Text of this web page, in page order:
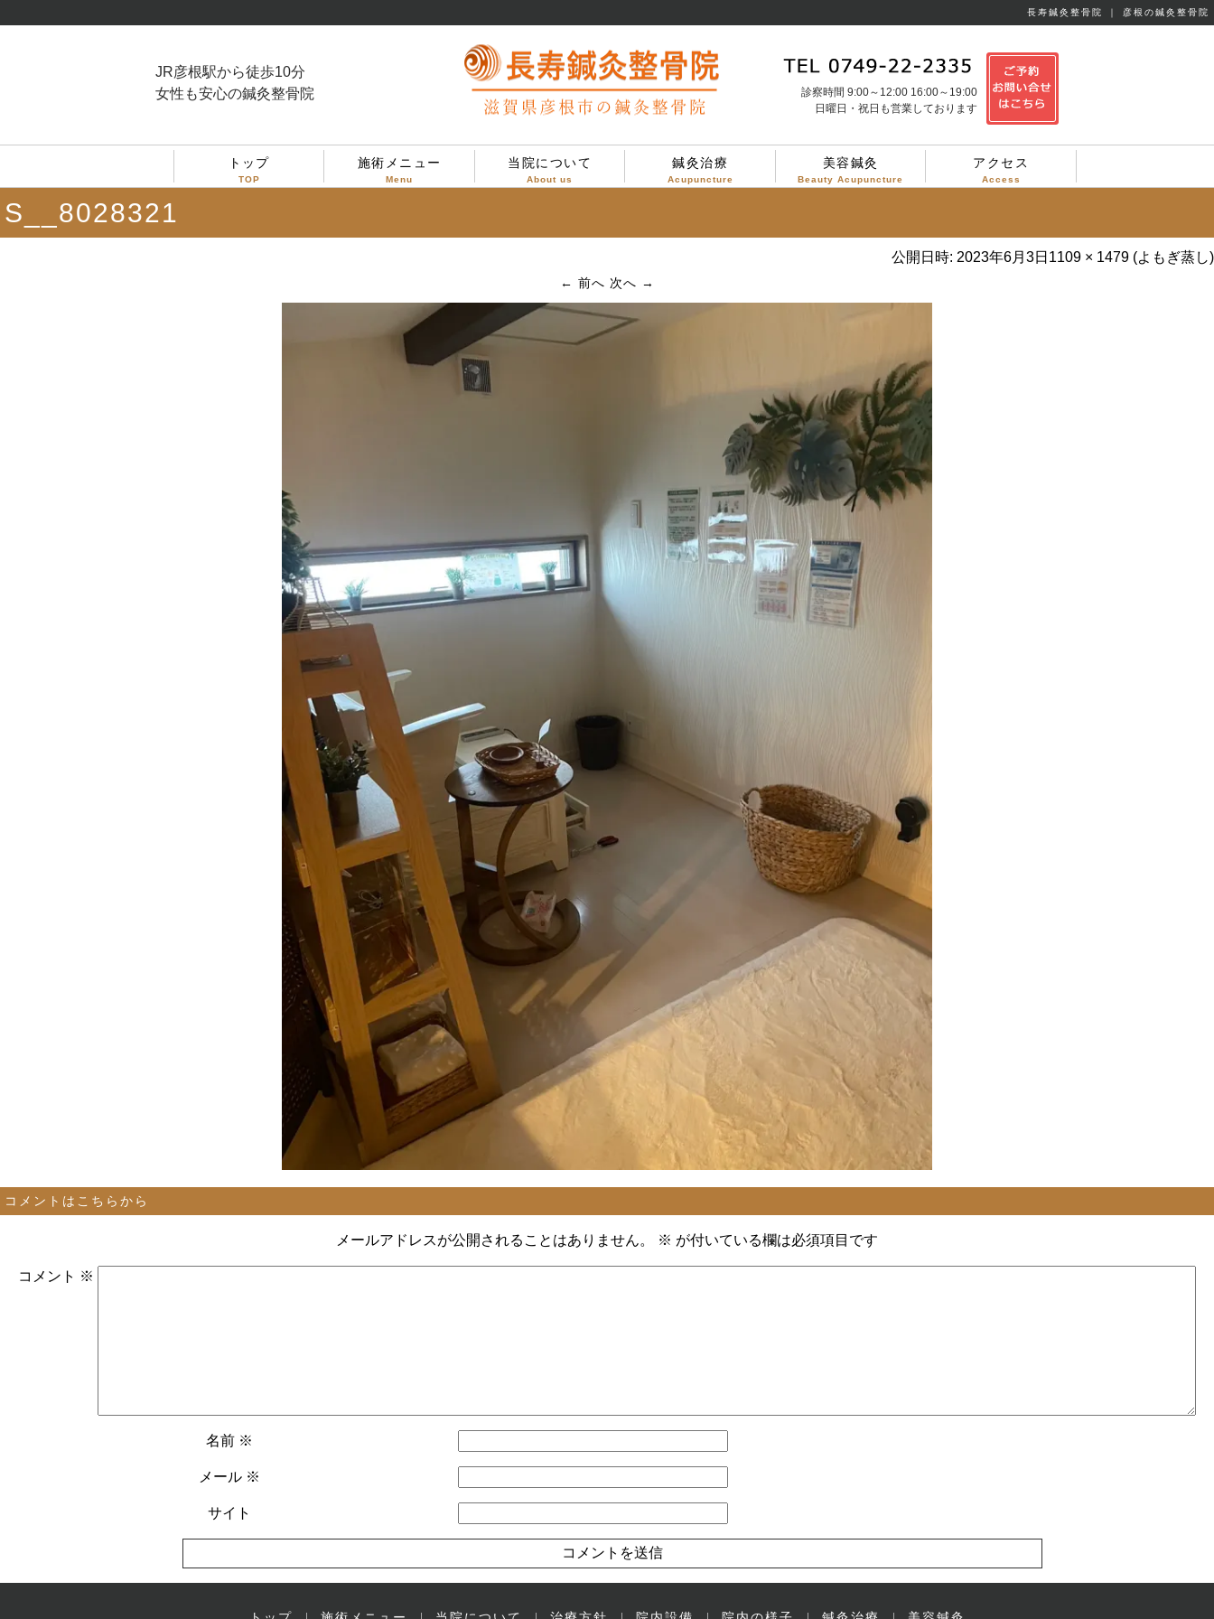
長寿鍼灸整骨院 ｜ 彦根の鍼灸整骨院
JR彦根駅から徒歩10分
女性も安心の鍼灸整骨院
診察時間 9:00～12:00 16:00～19:00
日曜日・祝日も営業しております
トップ
TOP
施術メニュー
Menu
当院について
About us
鍼灸治療
Acupuncture
美容鍼灸
Beauty Acupuncture
アクセス
Access
S__8028321
公開日時: 2023年6月3日 1109 × 1479 (よもぎ蒸し)
← 前へ 次へ →
コメントはこちらから
メールアドレスが公開されることはありません。 ※ が付いている欄は必須項目です
コメント ※
名前 ※
メール ※
サイト